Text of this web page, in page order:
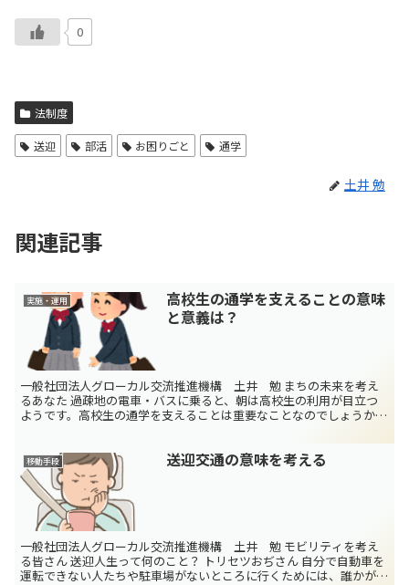
0
法制度
送迎 部活 お困りごと 通学
土井 勉
関連記事
実施・運用
高校生の通学を支えることの意味
と意義は？
一般社団法人グローカル交流推進機構 土井 勉 まちの未来を考え
るあなた 過疎地の電車・バスに乗ると、朝は高校生の利用が目立つ
ようです。高校生の通学を支えることは重要なことなのでしょうか？
移動手段 送迎交通の意味を考える
一般社団法人グローカル交流推進機構 土井 勉 モビリティを考え
る皆さん 送迎人生って何のこと？ トリセツおぢさん 自分で自動車を
運転できない人たちや駐車場がないところに行くためには、誰かが送